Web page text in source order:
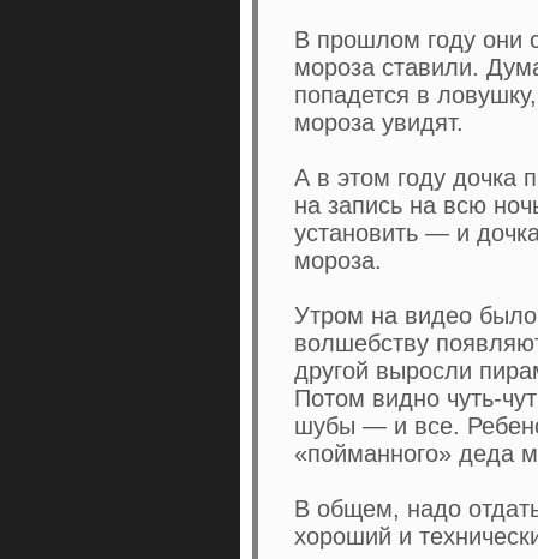
В прошлом году они
мороза ставили.
попадется в
мороза увидят.
А в этом году дочка
на запись на всю
установить — и
мороза.
Утром на видео
волшебству
другой выросли
Потом видно чуть-
шубы — и все.
«пойманного» деда
В общем, надо
хороший и